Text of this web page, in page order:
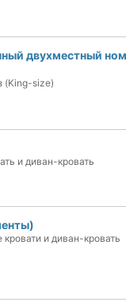
двухместный
(King-size)
и диван-кровать
и диван-кровать